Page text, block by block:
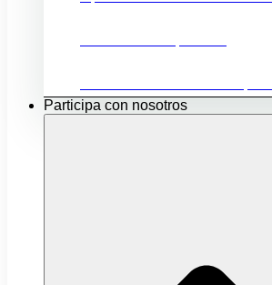
Participa con nosotros